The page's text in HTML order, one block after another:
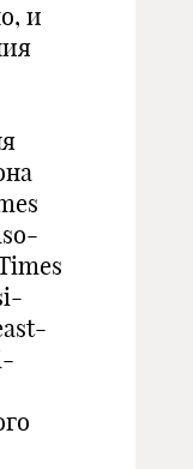
и